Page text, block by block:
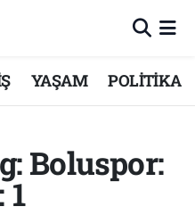
YAŞAM POLİTİKA
Boluspor:
1
Haritası
ve Fikstür